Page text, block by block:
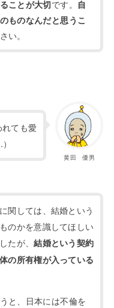
ことが大切です。 自
ものなんだと思うこ
い。
黄田 優男
ても愛
関しては、結婚という
のかを意識してほしい
たが、結婚という契約
の所有権が入っている
と、日本には不倫を